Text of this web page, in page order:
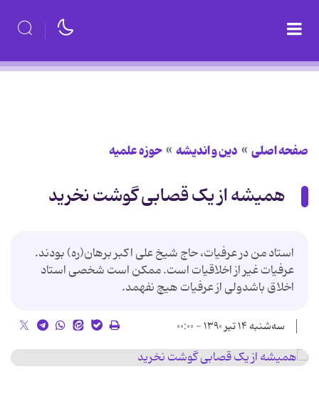
صفحه اصلی دین و اندیشه حوزه علمیه
همیشه از یک قصابی گوشت نخرید
استاد من در عرفیات، حاج شیخ علی اکبر برهان(ره) بودند.
عرفیات غیر از اخلاقیات است. ممکن است شخصی استاد
اخلاق باشدولی از عرفیات هیچ نفهمد.
سه‌شنبه ۱۴ تیر ۱۳۹۰ - ۰۰:۰۰